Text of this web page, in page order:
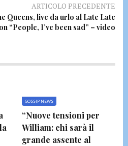
ARTICOLO PRECEDENTE
Queens, live da urlo al Late Late
“People, I’ve been sad” – video
GOSSIP NEWS
“Nuove tensioni per
William: chi sarà il
grande assente al